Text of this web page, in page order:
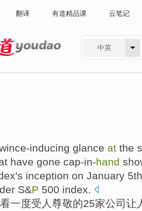
翻译 有道精品课 云笔记
中英
inducing glance at the
have gone cap-in-hand
's inception on January 5th
S&P 500 index.
一度受人尊敬的25家公司 让